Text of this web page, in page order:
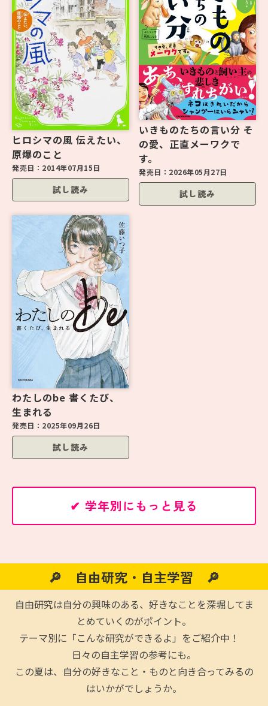
ヒロシマの風 伝えたい、
原爆のこと
発売日： 2014年07月15日
試し読み
いきものたちの言い分 そ
の愛、正直メーワクで
す。
発売日： 2026年05月27日
試し読み
わたしのbe 書くたび、
生まれる
発売日： 2025年09月26日
試し読み
✔ 学年別にもっと見る
🔎 自由研究・自主学習 🔎
自由研究は自分の興味のある、好きなことを深堀してま
とめていくのがポイント。
テーマ別に「こんな研究ができるよ」をご紹介中！
日々の自主学習の参考にも。
この夏は、自分の好きなこと・ものと向き合ってみるの
はいかがでしょうか。